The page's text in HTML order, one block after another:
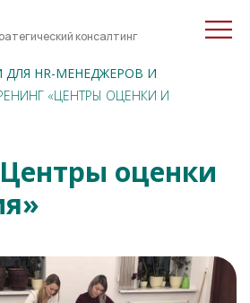
консалтинг
ДЛЯ HR-МЕНЕДЖЕРОВ И
«ЦЕНТРЫ ОЦЕНКИ И
оценки